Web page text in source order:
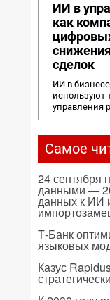
ИИ в
как
сделок
ИИ в
используют
управления
Самое
24 сентября
данными —
данных к ИИ
Т-Банк
языковых
Казус